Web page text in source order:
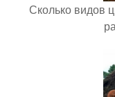
Сколько видов